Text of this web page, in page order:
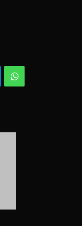
WhatsApp